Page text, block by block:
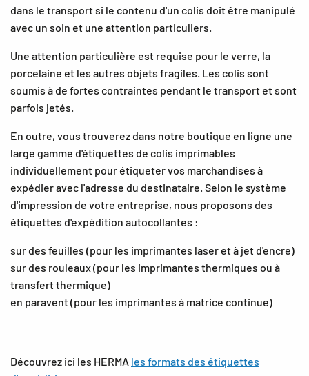
dans le transport si le contenu d'un colis doit être manipulé
avec un soin et une attention particuliers.
Une attention particulière est requise pour le verre, la
porcelaine et les autres objets fragiles. Les colis sont
soumis à de fortes contraintes pendant le transport et sont
parfois jetés.
En outre, vous trouverez dans notre boutique en ligne une
large gamme d'étiquettes de colis imprimables
individuellement pour étiqueter vos marchandises à
expédier avec l'adresse du destinataire. Selon le système
d'impression de votre entreprise, nous proposons des
étiquettes d'expédition autocollantes :
sur des feuilles (pour les imprimantes laser et à jet d'encre)
sur des rouleaux (pour les imprimantes thermiques ou à
transfert thermique)
en paravent (pour les imprimantes à matrice continue)
Découvrez ici les HERMA les formats des étiquettes